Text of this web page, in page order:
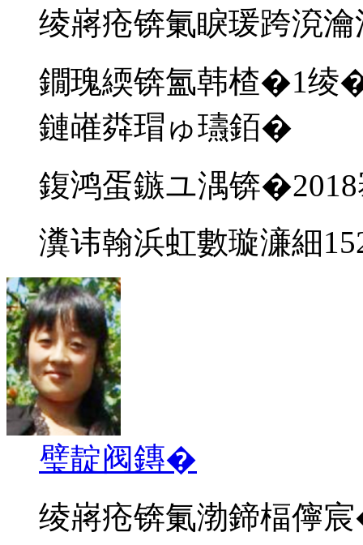
绫嶈疮锛氭睙瑗跨渷
鐗瑰緛锛氳韩楂�1绫
鏈嶉粦瑁ゅ瓙銆�
鍑鸿蛋鏃ユ湡锛
瀵讳翰浜虹數璇濓細
璧靛阀鏄�
绫嶈疮锛氭渤鍗楅儜